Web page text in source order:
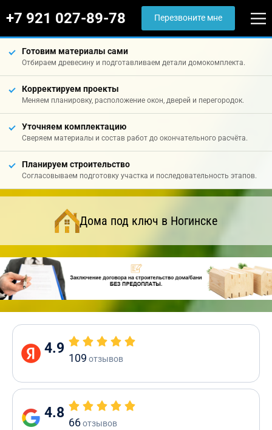
+7 921 027-89-78 Перезвоните мне
Готовим материалы сами
Отбираем древесину и подготавливаем детали домокомплекта.
Корректируем проекты
Меняем планировку, расположение окон, дверей и перегородок.
Уточняем комплектацию
Сверяем материалы и состав работ до окончательного расчёта.
Планируем строительство
Согласовываем подготовку участка и последовательность этапов.
Дома под ключ в Ногинске
4.9
109 отзывов
4.8
66отзывов